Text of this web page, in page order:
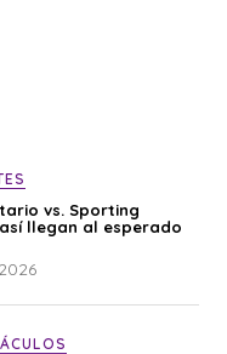
vs. Sporting
llegan al esperado